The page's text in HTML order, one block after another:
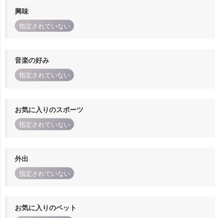
興味
指定されていない
音楽の好み
指定されていない
お気に入りのスポーツ
指定されていない
外出
指定されていない
お気に入りのペット